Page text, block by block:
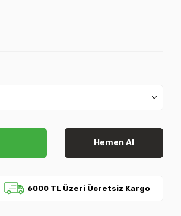
Hemen Al
6000 TL Üzeri Ücretsiz Kargo